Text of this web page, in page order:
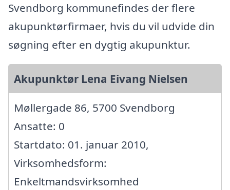
Svendborg kommunefindes der flere
akupunktørfirmaer, hvis du vil udvide din
søgning efter en dygtig akupunktur.
Akupunktør Lena Eivang Nielsen
Møllergade 86, 5700 Svendborg
Ansatte: 0
Startdato: 01. januar 2010,
Virksomhedsform:
Enkeltmandsvirksomhed